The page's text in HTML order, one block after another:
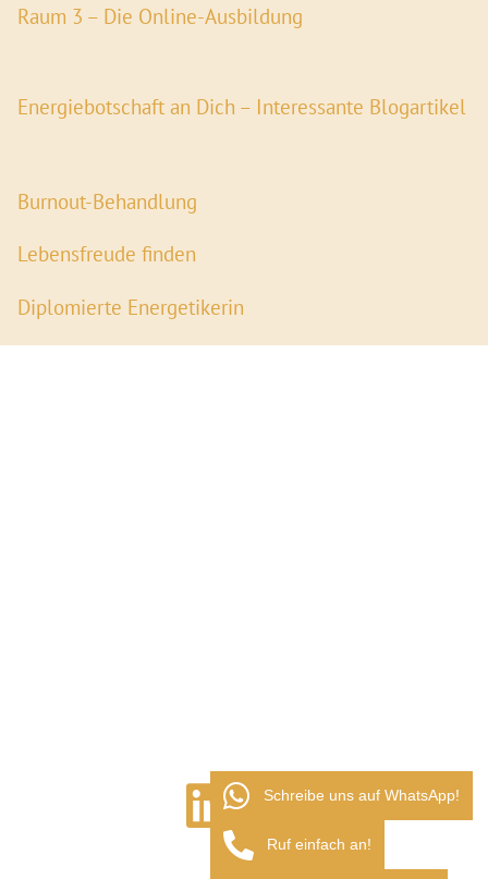
Raum 3 – Die Online-Ausbildung
Energiebotschaft an Dich – Interessante Blogartikel
Burnout-Behandlung
Lebensfreude finden
Diplomierte Energetikerin
Schreibe uns auf WhatsApp!
Ruf einfach an!